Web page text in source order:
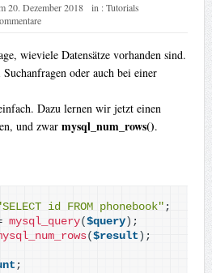
20. Dezember 2018 in :Tutorials
wieviele Datensätze vorhanden sind.
oder auch bei einer
Dazu lernen wir jetzt einen
und zwar mysql_num_rows().
id FROM phonebook" ;
mysql_query( $query) ;
( $result ) ;
;